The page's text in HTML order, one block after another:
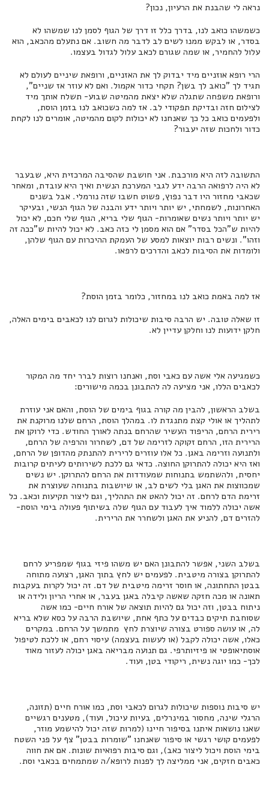
נראה לי שהבנת את הרעיון, נכון?
כשמשהו כואב לנו, בדרך כלל זו דרך של הגוף לסמן לנו שמשהו לא
בסדר, או לבקש ממנו לשים לב לדבר מה חשוב. אם נתעלם מהכאב, הוא
עלול להחמיר, או שמה שגורם לכאב עלול לגדול בעצמו.
הרי רופא אוזניים מיד יבדוק לך את האזניים, ורופאת שיניים לעולם לא
תגיד לך "כואב לך בשן? תקחי כדור אקמול. ואם לא עוזר אז שניים",
ורופאת משפחה שתגלה שלא יצאת מהמיטה שבוע- תשלח אותך מיד
לצילום חזה ובדיקת תפקודי לב. אז למה כשכואב לנו בזמן הוסת,
ולפעמים כואב כל כך שאנחנו לא יכולות לקום מהמיטה, אומרים לנו לקחת
כדור ולחכות שזה יעבור?
התשובה לזה היא מורכבת. אני חושבת שהסיבה המרכזית היא, שבעבר
לא היה לרפואה הרבה ידע לגבי המערכת הנשית ואיך היא עובדת, ומאחר
שכאבי מחזור היו דבר נפוץ, פשוט חשבו שזה נורמלי. אבל בשנים
האחרונות, לשמחתי, יש יותר ויותר ידע והבנה של הגוף הנשי, ובעיקר
יש יותר ויותר נשים שאומרות- הגוף שלי בריא, הגוף שלי חכם, לא יכול
להיות ש"הכל בסדר" אם הוא מסמן לי כזה כאב. לא יכול להיות ש"ככה זה
וזהו". ונשים רבות יוצאות למסע של העמקת ההיכרות עם הגוף שלהן,
ולומדות את הסיבות לכאב והדרכים לרפאו.
אז למה באמת כואב לנו במחזור, כלומר בזמן הוסת?
זו שאלה טובה. יש הרבה סיבות שיכולות לגרום לנו לכאבים בימים האלה,
חלקן ידועות לנו וחלקן עדיין לא.
כשמגיעה אלי אשה עם כאבי וסת, ואנחנו רוצות לברר יחד מה המקור
לכאבים הללו, אני מציעה לה להתבונן בכמה מישורים:
בשלב הראשון, להבין מה קורה בגוף בימים של הוסת, והאם אני עוזרת
לתהליך או אולי קצת מתנגדת לו. במהלך הוסת, הרחם שלנו מרוקנת את
רירית הרחם, הריפוד העשיר שהרחם בנתה לאורך החודש. כדי לרוקן את
הרירית הזו, הרחם זקוקה לזרימה של דם, לשחרור והרפיה של הרחם,
ולתנועה וזרימה באגן. כל אלו עוזרים לרירית להתנתק מהדופן של הרחם,
ואז היא יכולה להתרוקן החוצה. כדאי גם ללכת לשירותים לעיתים קרובות
יחסית, ולהשתמש בתנוחות שמעודדות את הרחם להתרוקן. יש נשים
שמכווצות את האגן בלי לשים לב, או שיושבות בתנוחה שעוצרת את
זרימת הדם לרחם. זה יכול להאט את התהליך, וגם ליצור תקיעות וכאב. כל
אשה יכולה ללמוד איך לעבוד עם הגוף שלה בשיתוף פעולה בימי הוסת-
להזרים דם, להניע את האגן ולשחרר את הרירית.
בשלב השני, אפשר להתבונן האם יש משהו פיזי בגוף שמפריע לרחם
להתרוקן בצורה מיטבית. לפעמים יש לחץ בתוך האגן, רצועה מתוחה
בבטן התחתונה, או חוסר זרימה מיטבית של דם. זה יכול לקרות בעקבות
תאונה או מכה חזקה שאשה קיבלה באגן בעבר, או אחרי הריון ולידה או
ניתוח בבטן, וזה יכול גם להיות תוצאה של אורח חיים- כמו אשה
שסוחבת תיקים כבדים על כתף אחת, שיושבת הרבה על כסא שלא בריא
לה, או עושה ספורט בצורה שיוצרת לחץ מתמשך על הרחם. במקרים
כאלו, אשה יכולה לקבל (או לעשות בעצמה) עיסוי רחם, או ללכת לטיפול
אוסתיאופטי או פיזיותרפי. גם תנועה מבריאה באגן יכולה לעזור מאוד
לכך- כמו יוגה נשית, ריקודי בטן, ועוד.
יש סיבות נוספות שיכולות לגרום לכאבי וסת, כמו אורח חיים (תזונה,
הרגלי שינה, מחסור במינרלים, בעיות עיכול, ועוד), מטענים רגשיים
שאנו נושאות איתנו בסיפור חיינו (למרות שזה יכול להישמע מוזר,
לפעמים קושי רגשי או סיפור שאנחנו "שומרות בבטן" צף על פני השטח
בימי הוסת ויכול ליצור כאב), וגם סיבות רפואיות שונות. אם את חווה
כאבים חזקים, אני ממליצה לך לפנות לרופא/ה שמתמחים בכאבי וסת.